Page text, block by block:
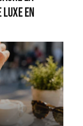
luxe en